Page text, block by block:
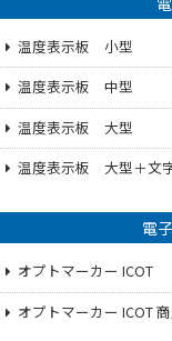
温度表示板 小型
温度表示板 中型
温度表示板 大型
温度表示板 大型＋文
電
オプトマーカー ICOT
オプトマーカー ICOT